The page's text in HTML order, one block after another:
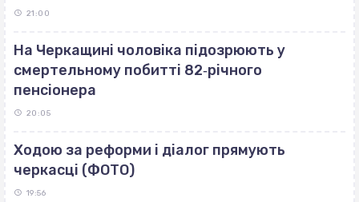
21:00
На Черкащині чоловіка підозрюють у
смертельному побитті 82‐річного
пенсіонера
20:05
Ходою за реформи і діалог прямують
черкасці (ФОТО)
19:56